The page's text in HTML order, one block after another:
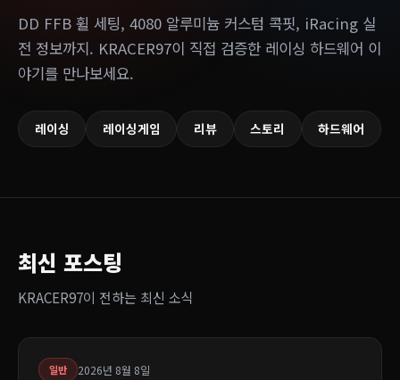
DD FFB 휠 세팅, 4080 알루미늄 커스텀 콕핏, iRacing 실
전 정보까지. KRACER97이 직접 검증한 레이싱 하드웨어 이
야기를 만나보세요.
레이싱 레이싱게임 리뷰 스토리 하드웨어
최신 포스팅
KRACER97이 전하는 최신 소식
일반 2026년 8월 8일